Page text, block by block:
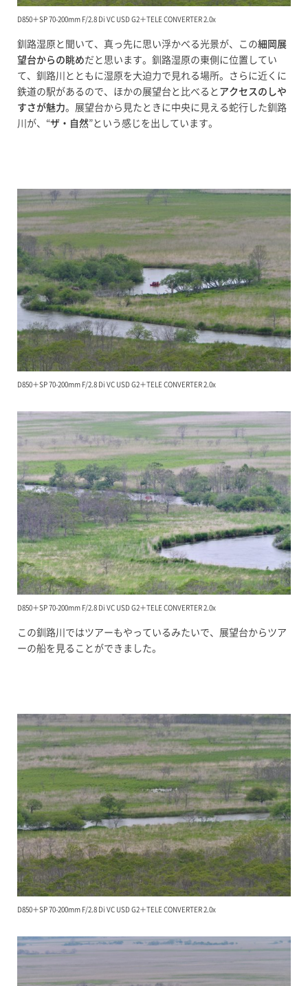
D850＋SP 70-200mm F/2.8 Di VC USD G2＋TELE CONVERTER 2.0x
釧路湿原と聞いて、真っ先に思い浮かべる光景が、この細岡展
望台からの眺めだと思います。釧路湿原の東側に位置してい
て、釧路川とともに湿原を大迫力で見れる場所。さらに近くに
鉄道の駅があるので、ほかの展望台と比べると アクセスのしや
すさが魅力。展望台から見たときに中央に見える蛇行した釧路
川が、“ザ・自然”という感じを出しています。
D850＋SP 70-200mm F/2.8 Di VC USD G2＋TELE CONVERTER 2.0x
D850＋SP 70-200mm F/2.8 Di VC USD G2＋TELE CONVERTER 2.0x
この釧路川ではツアーもやっているみたいで、展望台からツア
ーの船を見ることができました。
D850＋SP 70-200mm F/2.8 Di VC USD G2＋TELE CONVERTER 2.0x